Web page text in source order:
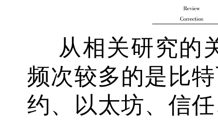
从相关研究的
频次较多的是比
约、以太坊、信